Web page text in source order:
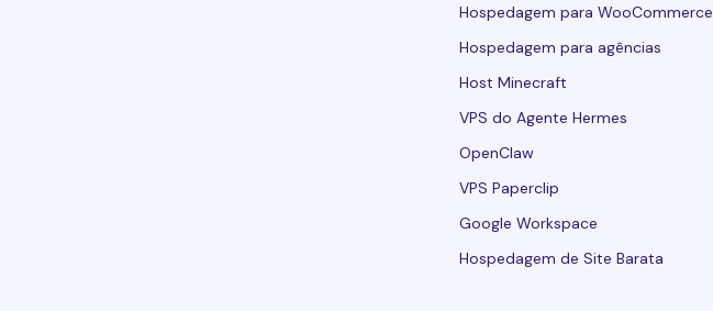
Hospedagem para WooCommerce
Hospedagem para agências
Host Minecraft
VPS do Agente Hermes
OpenClaw
VPS Paperclip
Google Workspace
Hospedagem de Site Barata